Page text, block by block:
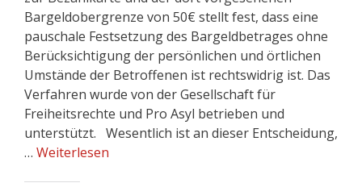
Bargeldobergrenze von 50€ stellt fest, dass eine
pauschale Festsetzung des Bargeldbetrages ohne
Berücksichtigung der persönlichen und örtlichen
Umstände der Betroffenen ist rechtswidrig ist. Das
Verfahren wurde von der Gesellschaft für
Freiheitsrechte und Pro Asyl betrieben und
unterstützt. Wesentlich ist an dieser Entscheidung,
… Weiterlesen